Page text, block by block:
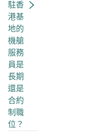
駐香
港基
地的
機艙
服務
員是
長期
還是
合約
制職
位？